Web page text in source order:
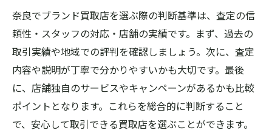
奈良でブランド買取店を選ぶ際の判断基準は、査定の信
頼性・スタッフの対応・店舗の実績です。まず、過去の
取引実績や地域での評判を確認しましょう。次に、査定
内容や説明が丁寧で分かりやすいかも大切です。最後
に、店舗独自のサービスやキャンペーンがあるかも比較
ポイントとなります。これらを総合的に判断すること
で、安心して取引できる買取店を選ぶことができます。